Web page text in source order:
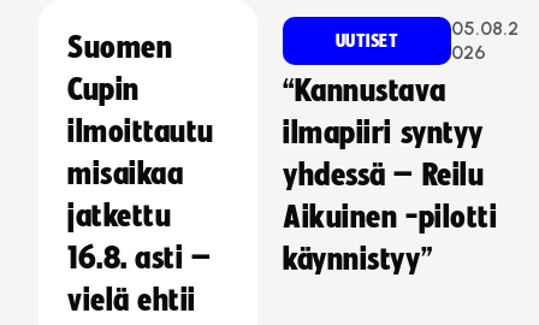
Suomen
Cupin
ilmoittautu
misaikaa
jatkettu
16.8. asti –
vielä ehtii
UUTISET
05.08.2
026
“Kannustava
ilmapiiri syntyy
yhdessä – Reilu
Aikuinen -pilotti
käynnistyy”